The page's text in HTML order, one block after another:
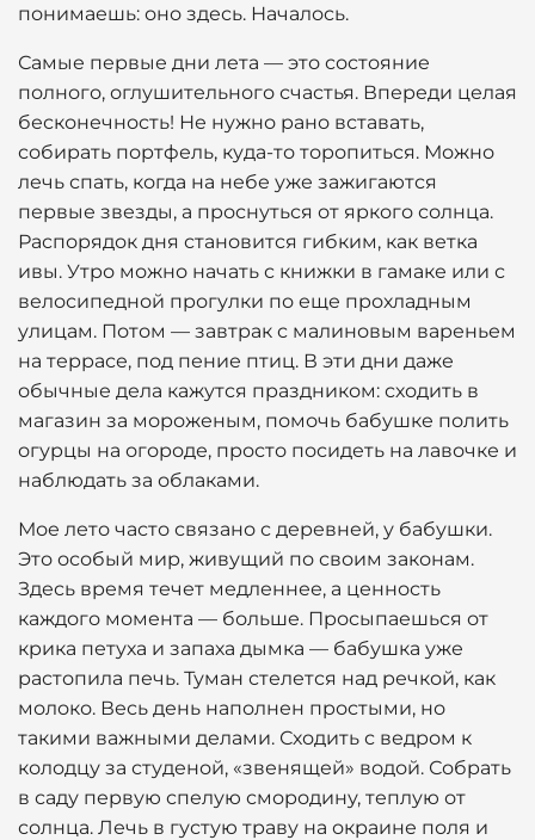
понимаешь: оно здесь. Началось.
Самые первые дни лета — это состояние
полного, оглушительного счастья. Впереди целая
бесконечность! Не нужно рано вставать,
собирать портфель, куда-то торопиться. Можно
лечь спать, когда на небе уже зажигаются
первые звезды, а проснуться от яркого солнца.
Распорядок дня становится гибким, как ветка
ивы. Утро можно начать с книжки в гамаке или с
велосипедной прогулки по еще прохладным
улицам. Потом — завтрак с малиновым вареньем
на террасе, под пение птиц. В эти дни даже
обычные дела кажутся праздником: сходить в
магазин за мороженым, помочь бабушке полить
огурцы на огороде, просто посидеть на лавочке и
наблюдать за облаками.
Мое лето часто связано с деревней, у бабушки.
Это особый мир, живущий по своим законам.
Здесь время течет медленнее, а ценность
каждого момента — больше. Просыпаешься от
крика петуха и запаха дымка — бабушка уже
растопила печь. Туман стелется над речкой, как
молоко. Весь день наполнен простыми, но
такими важными делами. Сходить с ведром к
колодцу за студеной, «звенящей» водой. Собрать
в саду первую спелую смородину, теплую от
солнца. Лечь в густую траву на окраине поля и